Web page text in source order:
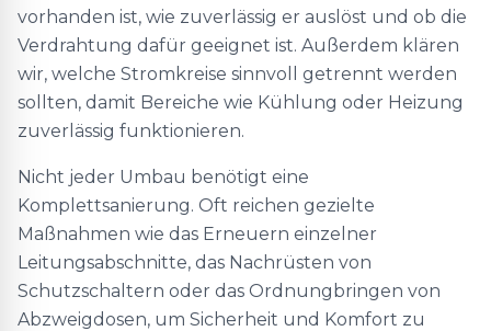
vorhanden ist, wie zuverlässig er auslöst und ob die
Verdrahtung dafür geeignet ist. Außerdem klären
wir, welche Stromkreise sinnvoll getrennt werden
sollten, damit Bereiche wie Kühlung oder Heizung
zuverlässig funktionieren.
Nicht jeder Umbau benötigt eine
Komplettsanierung. Oft reichen gezielte
Maßnahmen wie das Erneuern einzelner
Leitungsabschnitte, das Nachrüsten von
Schutzschaltern oder das Ordnungbringen von
Abzweigdosen, um Sicherheit und Komfort zu